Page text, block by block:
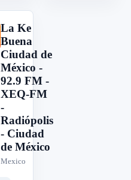
La Ke
Buena
Ciudad de
México -
92.9 FM -
XEQ-FM
-
Radiópolis
- Ciudad
de México
Mexico